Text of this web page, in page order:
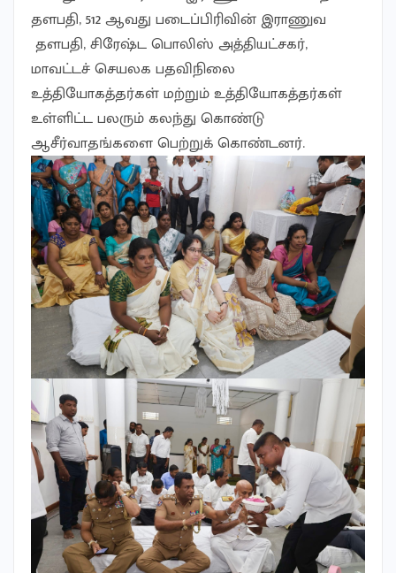
தளபதி, 512 ஆவது படைப்பிரிவின் இராணுவ
தளபதி, சிரேஷ்ட பொலிஸ் அத்தியட்சகர்,
மாவட்டச் செயலக பதவிநிலை
உத்தியோகத்தர்கள் மற்றும் உத்தியோகத்தர்கள்
உள்ளிட்ட பலரும் கலந்து கொண்டு
ஆசீர்வாதங்களை பெற்றுக் கொண்டனர்.